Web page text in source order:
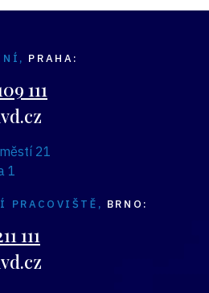
osoby se zdravotním
postižením, kde se
první umístilo
družstvo OTAVA Písek.
PRAHA:
111
21
1
PRACOVIŠTĚ, BRNO:
111